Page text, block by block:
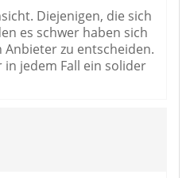
Diejenigen, die sich
es schwer haben sich
zu entscheiden.
in jedem Fall ein solider